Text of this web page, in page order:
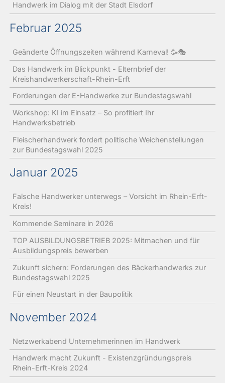
Handwerk im Dialog mit der Stadt Elsdorf
Februar 2025
Geänderte Öffnungszeiten während Karneval! 🥳🎭
Das Handwerk im Blickpunkt - Elternbrief der
Kreishandwerkerschaft-Rhein-Erft
Forderungen der E-Handwerke zur Bundestagswahl
Workshop: KI im Einsatz – So profitiert Ihr
Handwerksbetrieb
Fleischerhandwerk fordert politische Weichenstellungen
zur Bundestagswahl 2025
Januar 2025
Falsche Handwerker unterwegs – Vorsicht im Rhein-Erft-
Kreis!
Kommende Seminare in 2026
TOP AUSBILDUNGSBETRIEB 2025: Mitmachen und für
Ausbildungspreis bewerben
Zukunft sichern: Forderungen des Bäckerhandwerks zur
Bundestagswahl 2025
Für einen Neustart in der Baupolitik
November 2024
Netzwerkabend Unternehmerinnen im Handwerk
Handwerk macht Zukunft - Existenzgründungspreis
Rhein-Erft-Kreis 2024